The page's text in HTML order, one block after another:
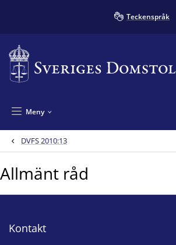
Teckenspråk
Meny
DVFS 2010:13
Allmänt råd
Kontakt